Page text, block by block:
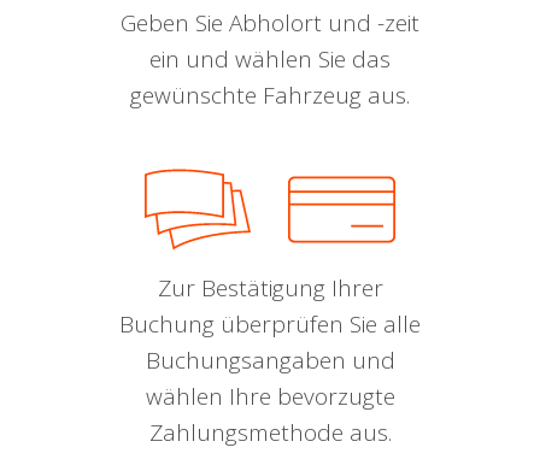
Geben Sie Abholort und -zeit
ein und wählen Sie das
gewünschte Fahrzeug aus.
Zur Bestätigung Ihrer
Buchung überprüfen Sie alle
Buchungsangaben und
wählen Ihre bevorzugte
Zahlungsmethode aus.